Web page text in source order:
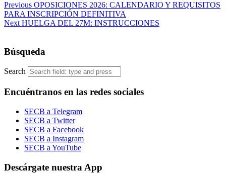
Previous OPOSICIONES 2026: CALENDARIO Y REQUISITOS
PARA INSCRIPCIÓN DEFINITIVA
Next HUELGA DEL 27M: INSTRUCCIONES
Búsqueda
Search
Encuéntranos en las redes sociales
SECB a Telegram
SECB a Twitter
SECB a Facebook
SECB a Instagram
SECB a YouTube
Descárgate nuestra App